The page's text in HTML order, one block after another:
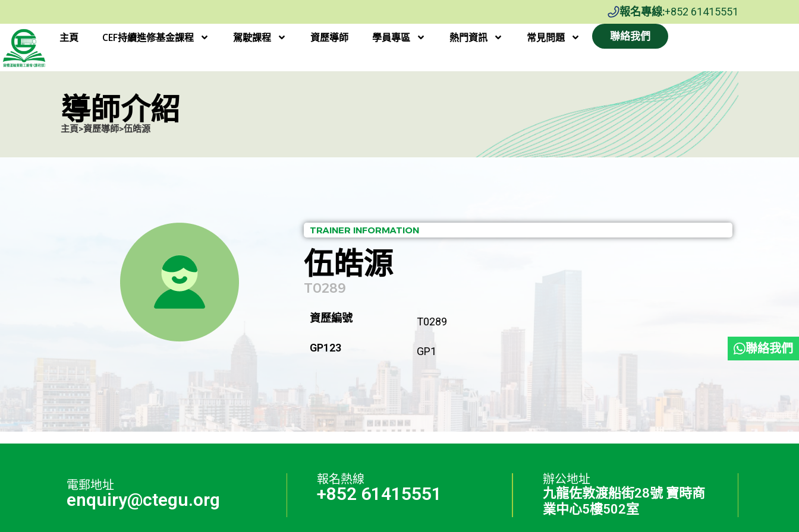
報名專線:+852 61415551
主頁 CEF持續進修基金課程 駕駛課程 資歷導師 學員專區 熱門資訊 常見問題 聯絡我們
導師介紹
主頁>資歷導師>伍皓源
TRAINER INFORMATION
伍皓源
T0289
資歷編號 T0289
GP123 GP1 聯絡我們
電郵地址
enquiry@ctegu.org
報名熱線
+852 61415551
辦公地址
九龍佐敦渡船街28號 寶時商
業中心5樓502室